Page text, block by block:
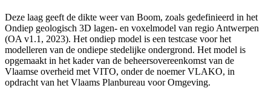
Deze laag geeft de dikte weer van Boom, zoals gedefinieerd in het
Ondiep geologisch 3D lagen- en voxelmodel van regio Antwerpen
(OA v1.1, 2023). Het ondiep model is een testcase voor het
modelleren van de ondiepe stedelijke ondergrond. Het model is
opgemaakt in het kader van de beheersovereenkomst van de
Vlaamse overheid met VITO, onder de noemer VLAKO, in
opdracht van het Vlaams Planbureau voor Omgeving.